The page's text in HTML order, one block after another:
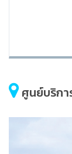
ศูนย์บริกา